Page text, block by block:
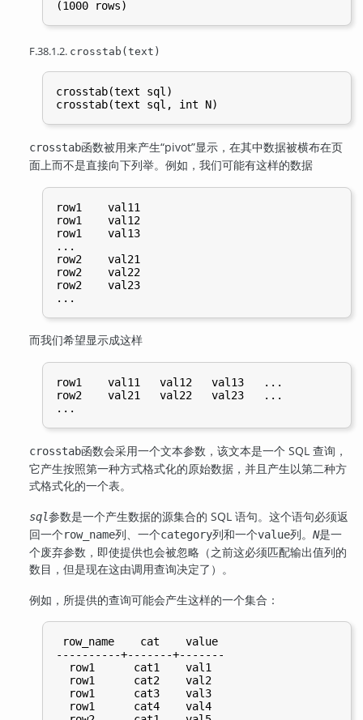
F.38.1.2. crosstab(text)
crosstab(text sql)
crosstab函数被用来产生“pivot”显示，在其中数据被横布在页
面上而不是直接向下列举。例如，我们可能有这样的数据
row1    val11
row1    val12
row1    val13
...
row2    val21
row2    val22
row2    val23
而我们希望显示成这样
row1    val11   val12   val13   ...
row2    val21   val22   val23   ...
crosstab函数会采用一个文本参数，该文本是一个 SQL 查询，
它产生按照第一种方式格式化的原始数据，并且产生以第二种方
式格式化的一个表。
sql参数是一个产生数据的源集合的 SQL 语句。这个语句必须返
回一个row_name列、一个category列和一个value列。N是一
个废弃参数，即使提供也会被忽略（之前这必须匹配输出值列的
数目，但是现在这由调用查询决定了）。
例如，所提供的查询可能会产生这样的一个集合：
row_name    cat    value
----------+-------+-------
  row1      cat1    val1
  row1      cat2    val2
  row1      cat3    val3
  row1      cat4    val4